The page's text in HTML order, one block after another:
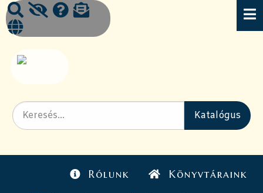
Rólunk Könyvtáraink